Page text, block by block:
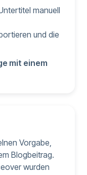
manuell
und die
mit einem
Vorgabe,
Blogbeitrag.
wurden